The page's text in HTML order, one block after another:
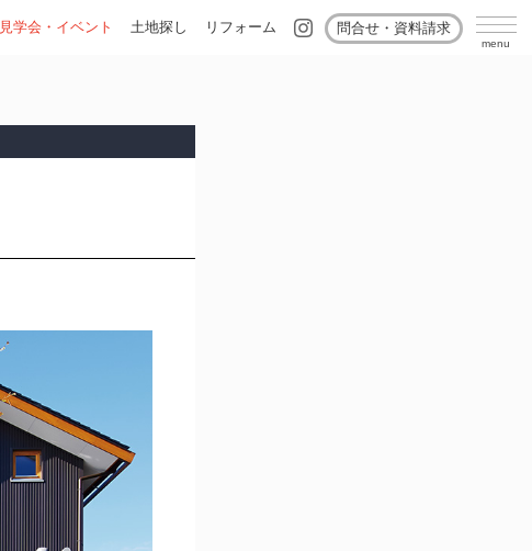
見学会・イベント 土地探し リフォーム 問合せ・資料請求